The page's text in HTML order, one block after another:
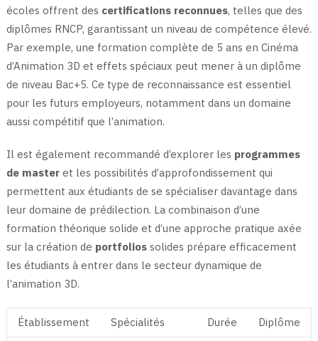
écoles offrent des certifications reconnues, telles que des
diplômes RNCP, garantissant un niveau de compétence élevé.
Par exemple, une formation complète de 5 ans en Cinéma
d’Animation 3D et effets spéciaux peut mener à un diplôme
de niveau Bac+5. Ce type de reconnaissance est essentiel
pour les futurs employeurs, notamment dans un domaine
aussi compétitif que l’animation.
Il est également recommandé d’explorer les programmes
de masteret les possibilités d’approfondissement qui
permettent aux étudiants de se spécialiser davantage dans
leur domaine de prédilection. La combinaison d’une
formation théorique solide et d’une approche pratique axée
sur la création de portfoliossolides prépare efficacement
les étudiants à entrer dans le secteur dynamique de
l’animation 3D.
Établissement Spécialités Durée Diplôme